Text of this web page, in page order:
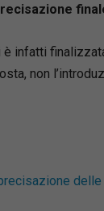
infatti
non